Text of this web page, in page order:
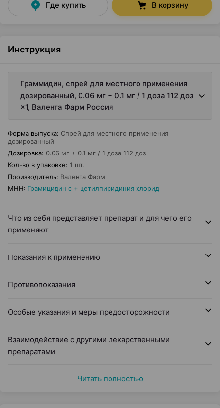
Где купить В корзину
Инструкция
Граммидин, спрей для местного применения
дозированный, 0.06 мг + 0.1 мг / 1 доза 112 доз
×1, Валента Фарм Россия
Форма выпуска: Спрей для местного применения
дозированный
Дозировка: 0.06 мг + 0.1 мг / 1 доза 112 доз
Кол-во в упаковке: 1 шт.
Производитель: Валента Фарм
МНН: Грамицидин с + цетилпиридиния хлорид
Что из себя представляет препарат и для чего его
применяют
Показания к применению
Противопоказания
Особые указания и меры предосторожности
Взаимодействие с другими лекарственными
препаратами
Читать полностью